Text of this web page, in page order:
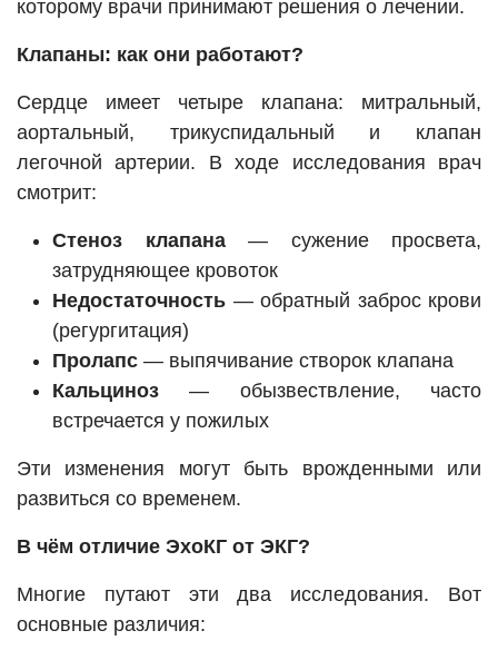
которому врачи принимают решения о лечении.
Клапаны: как они работают?
Сердце имеет четыре клапана: митральный,
аортальный, трикуспидальный и клапан
легочной артерии. В ходе исследования врач
смотрит:
Стеноз клапана— сужение просвета,
затрудняющее кровоток
Недостаточность — обратный заброс крови
(регургитация)
Пролапс — выпячивание створок клапана
Кальциноз — обызвествление, часто
встречается у пожилых
Эти изменения могут быть врожденными или
развиться со временем.
В чём отличие ЭхоКГ от ЭКГ?
Многие путают эти два исследования. Вот
основные различия: